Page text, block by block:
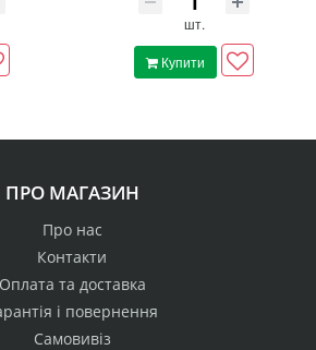
шт.
Купити
ПРО МАГАЗИН
Про нас
Контакти
Оплата та доставка
і повернення
Самовивіз